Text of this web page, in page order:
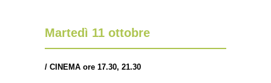
Martedì 11 ottobre
/ CINEMA ore 17.30, 21.30